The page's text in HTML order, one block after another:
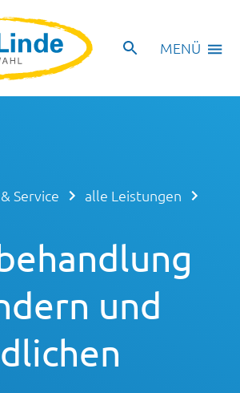
MENÜ
Service alle Leistungen
und